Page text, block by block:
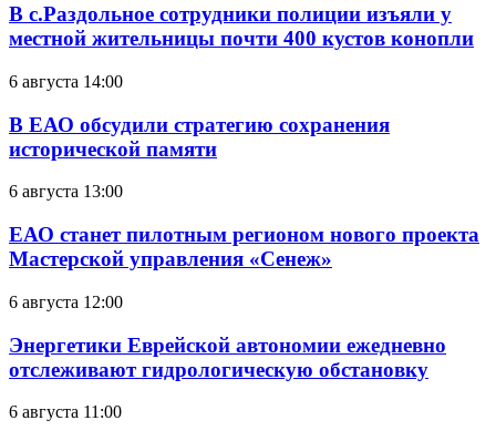
В с.Раздольное сотрудники полиции изъяли у
местной жительницы почти 400 кустов конопли
6 августа 14:00
В ЕАО обсудили стратегию сохранения
исторической памяти
6 августа 13:00
ЕАО станет пилотным регионом нового проекта
Мастерской управления «Сенеж»
6 августа 12:00
Энергетики Еврейской автономии ежедневно
отслеживают гидрологическую обстановку
6 августа 11:00